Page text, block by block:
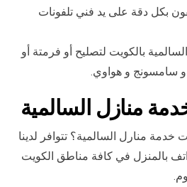
بكل دقة على يد فني تلفونات
بالكويت لتصليح أو فرمتة أو
سامسونج و هواوي.
منازل السالمية
منارل السالمية؟ تتوافر لدينا
بالمنزل في كافة مناطق الكويت